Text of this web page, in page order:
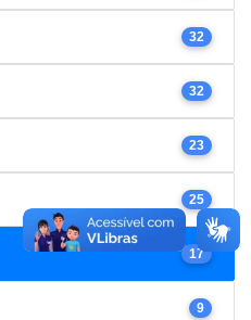
32
32
23
25
17
9